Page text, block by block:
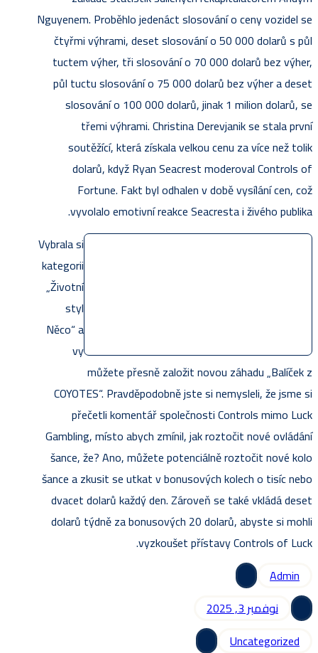
Nguyenem. Proběhlo jedenáct slosování o ceny vozidel se
čtyřmi výhrami, deset slosování o 50 000 dolarů s půl
tuctem výher, tři slosování o 70 000 dolarů bez výher,
půl tuctu slosování o 75 000 dolarů bez výher a deset
slosování o 100 000 dolarů, jinak 1 milion dolarů, se
třemi výhrami. Christina Derevjanik se stala první
soutěžící, která získala velkou cenu za více než tolik
dolarů, když Ryan Seacrest moderoval Controls of
Fortune. Fakt byl odhalen v době vysílání cen, což
vyvolalo emotivní reakce Seacresta i živého publika.
Vybrala si
kategorii
„Životní
styl
Něco“ a
vy
můžete přesně založit novou záhadu „Balíček z
COYOTES“. Pravděpodobně jste si nemysleli, že jsme si
přečetli komentář společnosti Controls mimo Luck
Gambling, místo abych zmínil, jak roztočit nové ovládání
šance, že? Ano, můžete potenciálně roztočit nové kolo
šance a zkusit se utkat v bonusových kolech o tisíc nebo
dvacet dolarů každý den. Zároveň se také vkládá deset
dolarů týdně za bonusových 20 dolarů, abyste si mohli
vyzkoušet přístavy Controls of Luck.
Admin
نوفمبر 3, 2025
Uncategorized